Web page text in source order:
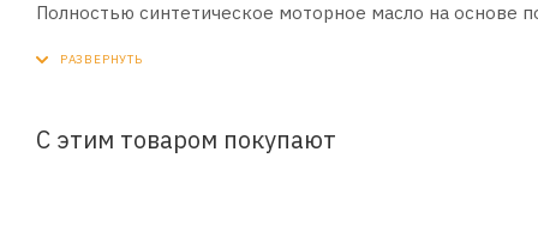
Полностью синтетическое моторное масло на основе
применением технологий USVO® и CleanSynto® для
С этим товаром покупают